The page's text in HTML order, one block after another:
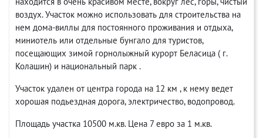
воздух. Участок можно использовать для строительства на
нем дома-виллы для постоянного проживания и отдыха,
миниотель или отдельные бунгало для туристов,
посещающих зимой горнолыжный курорт Беласица ( г.
Колашин) и национальный парк .
Участок удален от центра города на 12 км , к нему ведет
хорошая подьездная дорога, электричество, водопровод.
Площадь участка 10500 м.кв. Цена 7 евро за 1 м.кв.